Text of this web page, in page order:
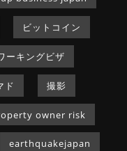
ビットコイン
ーキングビザ
ド 撮影
owner risk
earthquakejapan